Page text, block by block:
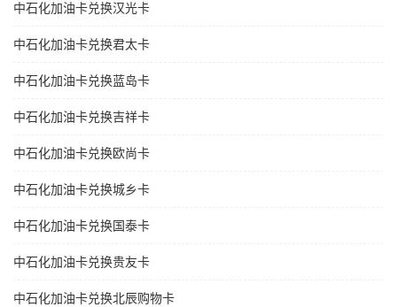
中石化加油卡兑换汉光卡
中石化加油卡兑换君太卡
中石化加油卡兑换蓝岛卡
中石化加油卡兑换吉祥卡
中石化加油卡兑换欧尚卡
中石化加油卡兑换城乡卡
中石化加油卡兑换国泰卡
中石化加油卡兑换贵友卡
中石化加油卡兑换北辰购物卡